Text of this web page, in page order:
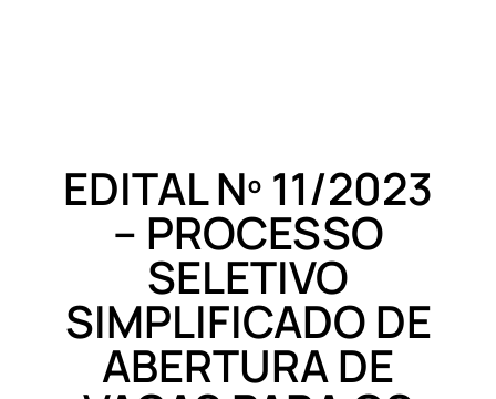
EDITAL Nº 11/2023
– PROCESSO
SELETIVO
SIMPLIFICADO DE
ABERTURA DE